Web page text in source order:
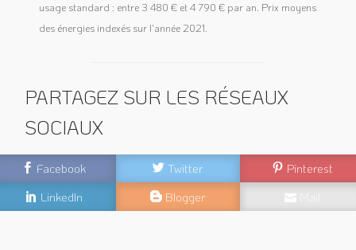
usage standard : entre 3 480 € et 4 790 € par an. Prix moyens
des énergies indexés sur l'année 2021.
PARTAGEZ SUR LES RÉSEAUX
SOCIAUX
Facebook Twitter
Pinterest
LinkedIn
Blogger Mail